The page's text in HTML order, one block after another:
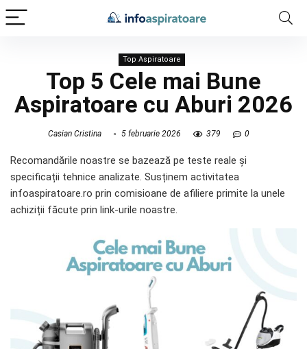
Top Aspiratoare
Top 5 Cele mai Bune
Aspiratoare cu Aburi 2026
Casian Cristina 5 februarie 2026 379 0
Recomandările noastre se bazează pe teste reale și
specificații tehnice analizate. Susținem activitatea
infoaspiratoare.ro prin comisioane de afiliere primite la unele
achiziții făcute prin link-urile noastre.